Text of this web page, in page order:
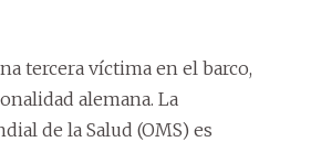
tercera víctima en el barco,
alemana. La
de la Salud (OMS) es